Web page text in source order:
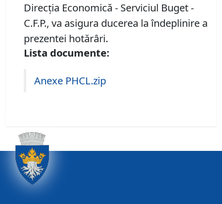
Direcţia Economică - Serviciul Buget -
C.F.P., va asigura ducerea la îndeplinire a
prezentei hotărâri.
Lista documente:
Anexe PHCL.zip